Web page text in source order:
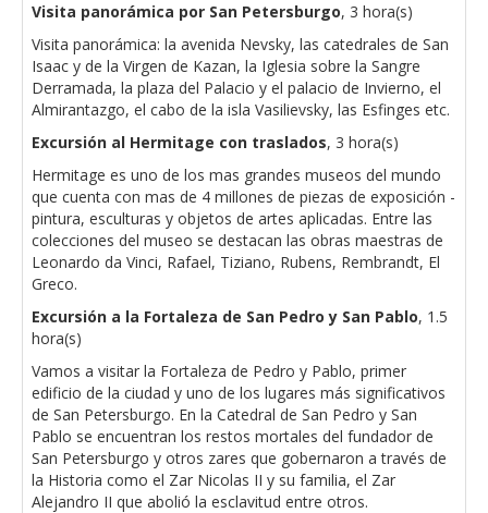
Visita panorámica por San Petersburgo, 3 hora(s)
Visita panorámica: la avenida Nevsky, las catedrales de San
Isaac y de la Virgen de Kazan, la Iglesia sobre la Sangre
Derramada, la plaza del Palacio y el palacio de Invierno, el
Almirantazgo, el cabo de la isla Vasilievsky, las Esfinges etc.
Excursión al Hermitage con traslados, 3 hora(s)
Hermitage es uno de los mas grandes museos del mundo
que cuenta con mas de 4 millones de piezas de exposición -
pintura, esculturas y objetos de artes aplicadas. Entre las
colecciones del museo se destacan las obras maestras de
Leonardo da Vinci, Rafael, Tiziano, Rubens, Rembrandt, El
Greco.
Excursión a la Fortaleza de San Pedro y San Pablo, 1.5
hora(s)
Vamos a visitar la Fortaleza de Pedro y Pablo, primer
edificio de la ciudad y uno de los lugares más significativos
de San Petersburgo. En la Catedral de San Pedro y San
Pablo se encuentran los restos mortales del fundador de
San Petersburgo y otros zares que gobernaron a través de
la Historia como el Zar Nicolas II y su familia, el Zar
Alejandro II que abolió la esclavitud entre otros.